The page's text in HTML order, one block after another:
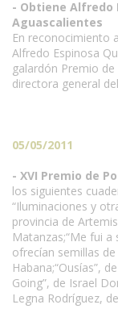
- Obtiene Alfredo
Aguascalientes
En reconocimiento
Alfredo Espinosa
galardón Premio
directora general
05/05/2011
- XVI Premio de
los siguientes
“Iluminaciones y
provincia de
Matanzas;“Me fui
ofrecían semillas de
Habana;“Ousías”,
Going”, de Israel
Legna Rodríguez,